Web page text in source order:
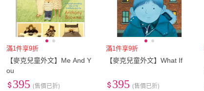
滿1件享9折
【麥克兒童外文】Me And Y
ou
395 (售價已折)
滿1件享9折
【麥克兒童外文】What If
395 (售價已折)